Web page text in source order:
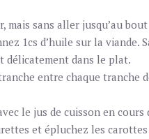
mais sans aller jusqu’au
1cs d’huile sur la viande.
dans le plat.
entre chaque tranche
le jus de cuisson en cours
et épluchez les